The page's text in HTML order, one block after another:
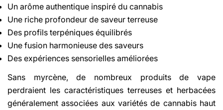
Un arôme authentique inspiré du cannabis
Une riche profondeur de saveur terreuse
Des profils terpéniques équilibrés
Une fusion harmonieuse des saveurs
Des expériences sensorielles améliorées
Sans myrcène, de nombreux produits de vape
perdraient les caractéristiques terreuses et herbacées
généralement associées aux variétés de cannabis haut